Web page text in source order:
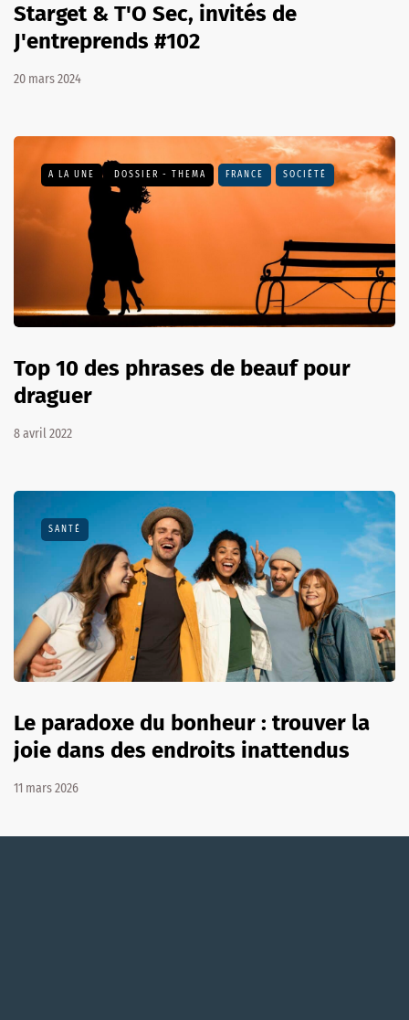
Starget & T'O Sec, invités de
J'entreprends #102
20 mars 2024
A LA UNE DOSSIER - THEMA FRANCE SOCIÉTÉ
Top 10 des phrases de beauf pour
draguer
8 avril 2022
SANTÉ
Le paradoxe du bonheur : trouver la
joie dans des endroits inattendus
11 mars 2026